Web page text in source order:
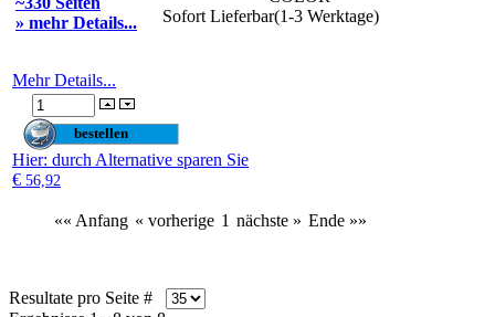
» mehr Details...
Sofort Lieferbar(1-3 Werktage)
Mehr Details...
Hier: durch Alternative sparen Sie
€ 56,92
«« Anfang « vorherige 1 nächste » Ende »»
Resultate pro Seite #